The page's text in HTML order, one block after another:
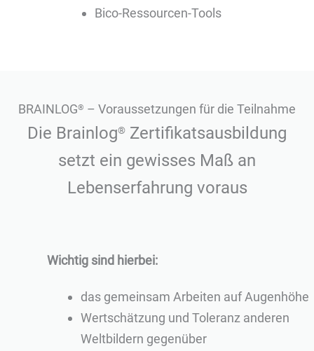
Bico-Ressourcen-Tools
BRAINLOG® – Voraussetzungen für die Teilnahme
Die Brainlog® Zertifikatsausbildung
setzt ein gewisses Maß an
Lebenserfahrung voraus
Wichtig sind hierbei:
das gemeinsam Arbeiten auf Augenhöhe
Wertschätzung und Toleranz anderen
Weltbildern gegenüber